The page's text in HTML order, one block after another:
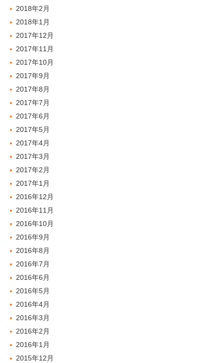
2018年2月
2018年1月
2017年12月
2017年11月
2017年10月
2017年9月
2017年8月
2017年7月
2017年6月
2017年5月
2017年4月
2017年3月
2017年2月
2017年1月
2016年12月
2016年11月
2016年10月
2016年9月
2016年8月
2016年7月
2016年6月
2016年5月
2016年4月
2016年3月
2016年2月
2016年1月
2015年12月